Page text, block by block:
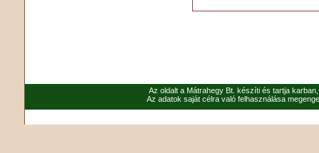
Az oldalt a Mátrahegy Bt. készíti és tartja
Az adatok saját célra való felhasználása